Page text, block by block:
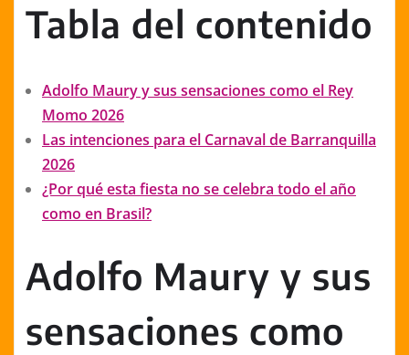
Tabla del contenido
Adolfo Maury y sus sensaciones como el Rey
Momo 2026
Las intenciones para el Carnaval de Barranquilla
2026
¿Por qué esta fiesta no se celebra todo el año
como en Brasil?
Adolfo Maury y sus
sensaciones como